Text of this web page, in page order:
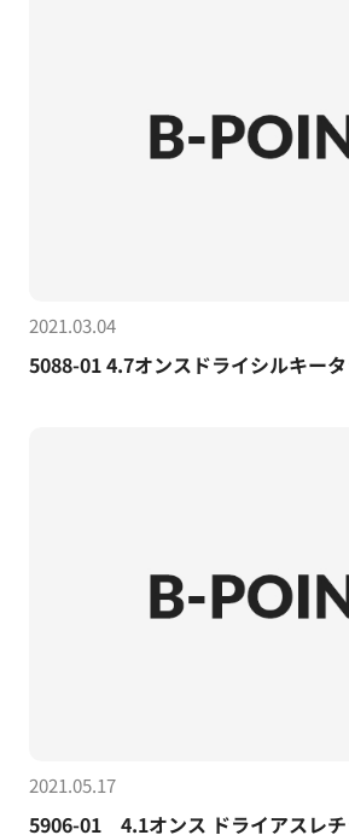
2021.03.04
5088-01 4.7オンスドライシルキー
2021.05.17
5906-01 4.1オンス ドライアスレ